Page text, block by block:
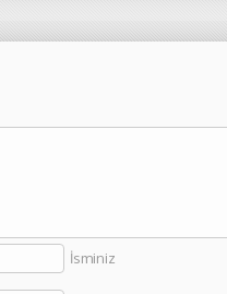
İsminiz